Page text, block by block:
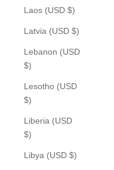
Laos (USD $)
Latvia (USD $)
Lebanon (USD
$)
Lesotho (USD
$)
Liberia (USD
$)
Libya (USD $)